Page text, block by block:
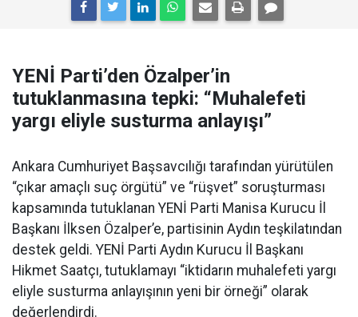
YENİ Parti’den Özalper’in
tutuklanmasına tepki: “Muhalefeti
yargı eliyle susturma anlayışı”
Ankara Cumhuriyet Başsavcılığı tarafından yürütülen
“çıkar amaçlı suç örgütü” ve “rüşvet” soruşturması
kapsamında tutuklanan YENİ Parti Manisa Kurucu İl
Başkanı İlksen Özalper’e, partisinin Aydın teşkilatından
destek geldi. YENİ Parti Aydın Kurucu İl Başkanı
Hikmet Saatçı, tutuklamayı “iktidarın muhalefeti yargı
eliyle susturma anlayışının yeni bir örneği” olarak
değerlendirdi.